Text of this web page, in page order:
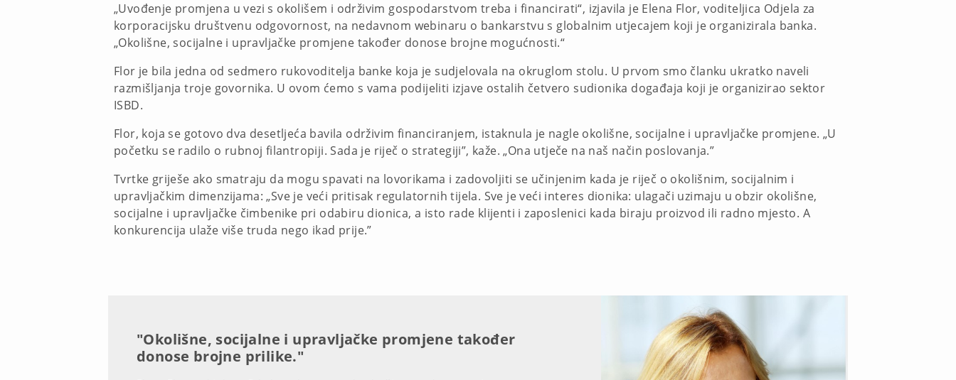
„Uvođenje promjena u vezi s okolišem i održivim gospodarstvom treba i financirati“, izjavila je Elena Flor, voditeljica Odjela za
korporacijsku društvenu odgovornost, na nedavnom webinaru o bankarstvu s globalnim utjecajem koji je organizirala banka.
„Okolišne, socijalne i upravljačke promjene također donose brojne mogućnosti.“
Flor je bila jedna od sedmero rukovoditelja banke koja je sudjelovala na okruglom stolu. U prvom smo članku ukratko naveli
razmišljanja troje govornika. U ovom ćemo s vama podijeliti izjave ostalih četvero sudionika događaja koji je organizirao sektor
ISBD.
Flor, koja se gotovo dva desetljeća bavila održivim financiranjem, istaknula je nagle okolišne, socijalne i upravljačke promjene. „U
početku se radilo o rubnoj filantropiji. Sada je riječ o strategiji”, kaže. „Ona utječe na naš način poslovanja.”
Tvrtke griješe ako smatraju da mogu spavati na lovorikama i zadovoljiti se učinjenim kada je riječ o okolišnim, socijalnim i
upravljačkim dimenzijama: „Sve je veći pritisak regulatornih tijela. Sve je veći interes dionika: ulagači uzimaju u obzir okolišne,
socijalne i upravljačke čimbenike pri odabiru dionica, a isto rade klijenti i zaposlenici kada biraju proizvod ili radno mjesto. A
konkurencija ulaže više truda nego ikad prije.”
"Okolišne, socijalne i upravljačke promjene također
donose brojne prilike."